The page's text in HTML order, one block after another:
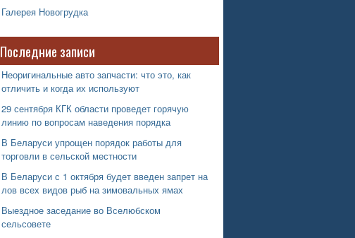
Галерея Новогрудка
Последние записи
Неоригинальные авто запчасти: что это, как
отличить и когда их используют
29 сентября КГК области проведет горячую
линию по вопросам наведения порядка
В Беларуси упрощен порядок работы для
торговли в сельской местности
В Беларуси с 1 октября будет введен запрет на
лов всех видов рыб на зимовальных ямах
Выездное заседание во Вселюбском
сельсовете